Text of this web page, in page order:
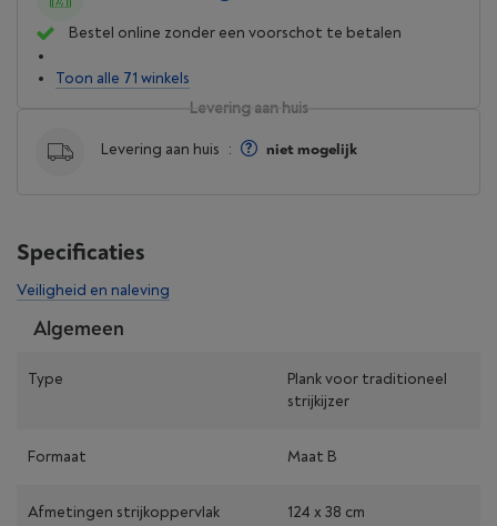
Levering aan huis
Levering aan huis : niet mogelijk
Bestel online zonder een voorschot te betalen
Toon alle 71 winkels
Specificaties
Veiligheid en naleving
Algemeen
Type
Plank voor traditioneel
strijkijzer
Formaat Maat B
Afmetingen strijkoppervlak 124 x 38 cm